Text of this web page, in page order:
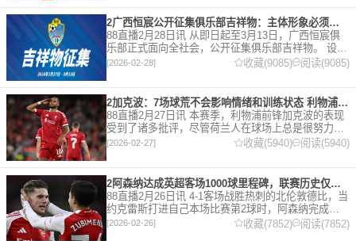
2广西恒宸公开征集俱乐部吉祥物：主体形象必须为龙
88直播2月28日讯 从即日起至3月13日，广西恒宸俱
乐部正式面向全社会，公开征集俱乐部吉祥物。 设计
要求 1. 主体形象：必须为龙。龙，是中华民族的精神
[2026-02-28] 收藏(9085) 阅读(9085)
2加克波：7场球荒不会影响情绪和训练状态 利物浦如今已不容有失
88直播2月27日讯 本赛季，利物浦前锋加克波的表现
受到了诸多批评，尽管荷兰人在球场上总是很努力。
在接受天空体育采访时，他谈论了诸多话题。 关于球
队对赛季目前情况的看法 这是一个很好的问题。这个
赛季并
[2026-02-27] 收藏(5940) 阅读(5940)
2阿森纳达成英超客场1000球里程碑，联赛历史仅次于曼联的1063球
88直播2月26日讯 4-1客场战胜热刺的北伦敦德比，当
约克雷斯打进自己本场比赛第2球时，阿森纳完成了
一项了不起的成就，枪手成为英超历史第2支在客场
打进1000球的球队，仅次于曼联的1063球。阿森纳
[2026-02-26] 收藏(7852) 阅读(7852)